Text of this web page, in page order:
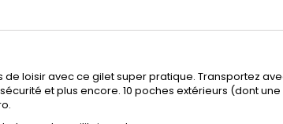
loisir avec ce gilet super pratique. Transportez
et plus encore. 10 poches extérieurs (dont